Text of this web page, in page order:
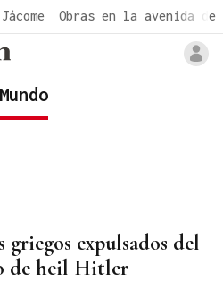
Obras en la avenida de
Mundo
expulsados del
de heil Hitler